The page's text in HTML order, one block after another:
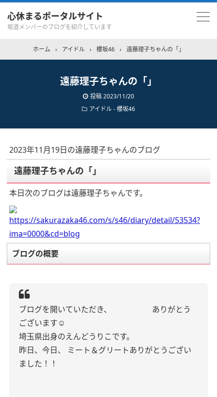
心休まるポータルサイト
坂道メンバーのブログを紹介しています
ホーム › アイドル › 櫻坂46 › 遠藤理子ちゃんの「」
遠藤理子ちゃんの「」
投稿2023/11/20
アイドル - 櫻坂46
2023年11月19日の遠藤理子ちゃんのブログ
遠藤理子ちゃんの「」
本日次のブログは遠藤理子ちゃんです。
https://sakurazaka46.com/s/s46/diary/detail/53534?
ima=0000&cd=blog
ブログの概要
ブログを開いていただき、
ありがとう
ございます☺︎
埼玉県出身のえんどうりこです。
昨日、今日、
ミート＆グリートありがとうござい
ました！！